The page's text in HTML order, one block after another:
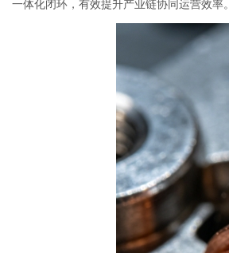
一体化闭环，有效提升产业链协同运营效率。